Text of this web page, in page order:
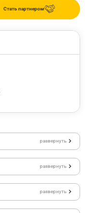
Стать партнером
развернуть
развернуть
развернуть